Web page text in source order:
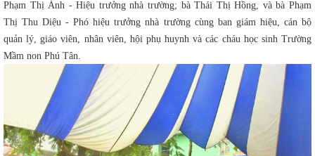
Phạm Thị Ánh - Hiệu trưởng nhà trường; bà Thái Thị Hồng, và bà Phạm
Thị Thu Diệu - Phó hiệu trưởng nhà trường cùng ban giám hiệu, cán bộ
quản lý, giáo viên, nhân viên, hội phụ huynh và các cháu học sinh Trường
Mầm non Phú Tân.